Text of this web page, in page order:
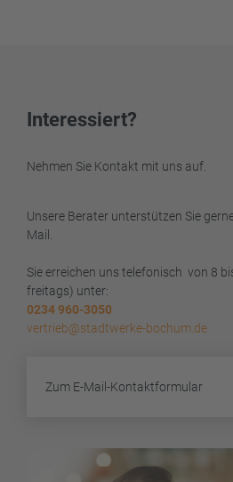
Interessiert?
Nehmen Sie Kontakt mit uns auf.
Unsere Berater unterstützen Sie
Mail.
Sie erreichen uns telefonisch von 8
freitags) unter:
0234 960-3050
vertrieb@stadtwerke-bochum.de
Zum E-Mail-Kontaktformular